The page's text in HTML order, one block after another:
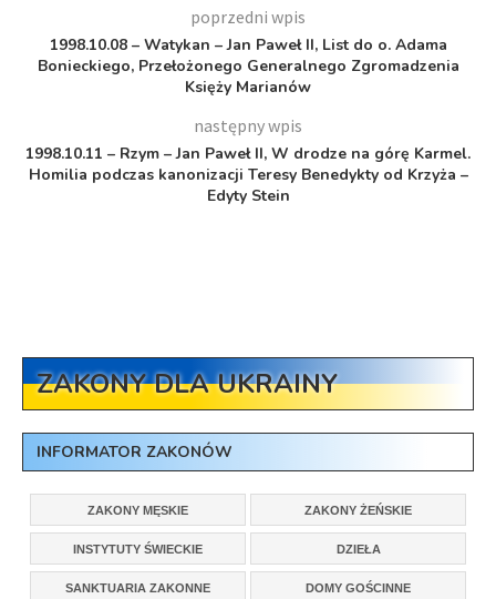
poprzedni wpis
1998.10.08 – Watykan – Jan Paweł II, List do o. Adama
Bonieckiego, Przełożonego Generalnego Zgromadzenia
Księży Marianów
następny wpis
1998.10.11 – Rzym – Jan Paweł II, W drodze na górę Karmel.
Homilia podczas kanonizacji Teresy Benedykty od Krzyża –
Edyty Stein
ZAKONY DLA UKRAINY
INFORMATOR ZAKONÓW
ZAKONY MĘSKIE ZAKONY ŻEŃSKIE
INSTYTUTY ŚWIECKIE DZIEŁA
SANKTUARIA ZAKONNE DOMY GOŚCINNE